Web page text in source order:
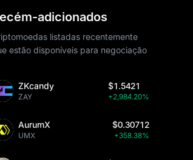
adicionados
listadas recentemente
estão disponíveis para negociação
ZKcandy
ZAY
$1.5421
+2,984.20%
AurumX
UMX
$0.30712
+358.38%